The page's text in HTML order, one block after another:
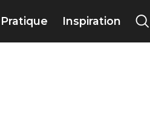
Pratique Inspiration